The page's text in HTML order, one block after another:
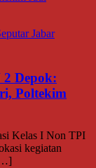
Jabar
Depok:
Poltekim
Kelas I Non TPI
kegiatan